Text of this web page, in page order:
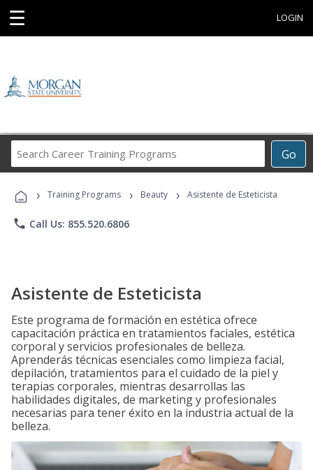
☰ LOGIN
Go
Career
Programs
› Training Programs › Beauty › Asistente de Esteticista
phone Call Us: 855.520.6806
Asistente de Esteticista
Este programa de formación en estética ofrece
capacitación práctica en tratamientos faciales, estética
corporal y servicios profesionales de belleza.
Aprenderás técnicas esenciales como limpieza facial,
depilación, tratamientos para el cuidado de la piel y
terapias corporales, mientras desarrollas las
habilidades digitales, de marketing y profesionales
necesarias para tener éxito en la industria actual de la
belleza.